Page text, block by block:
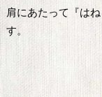
肩にあたって『は
す。